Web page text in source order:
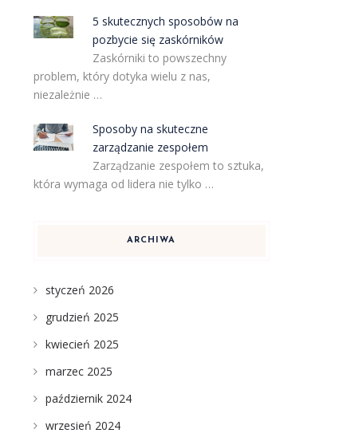
5 skutecznych sposobów na
pozbycie się zaskórników
Zaskórniki to powszechny
problem, który dotyka wielu z nas,
niezależnie …
Sposoby na skuteczne
zarządzanie zespołem
Zarządzanie zespołem to sztuka,
która wymaga od lidera nie tylko …
ARCHIWA
styczeń 2026
grudzień 2025
kwiecień 2025
marzec 2025
październik 2024
wrzesień 2024